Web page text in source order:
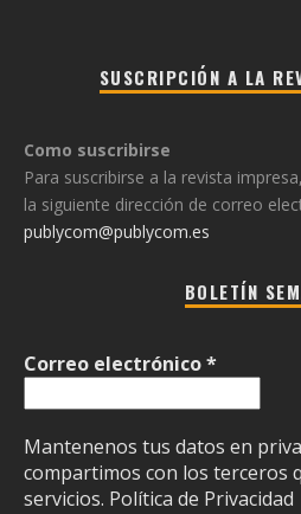
SUSCRIPCIÓN A LA
Como suscribirse
Para suscribirse a la revista
la siguiente dirección de correo
publycom@publycom.es
BOLETÍN
Correo electrónico*
Mantenenos tus datos en
compartimos con los terceros
servicios. Política de Privacidad